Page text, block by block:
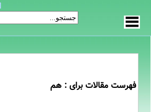
فهرست مقالات برای : هم